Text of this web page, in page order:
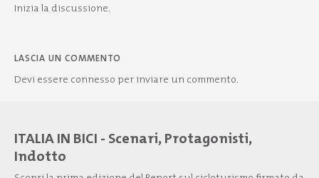
Inizia la discussione.
LASCIA UN COMMENTO
Devi essere connesso per inviare un commento.
ITALIA IN BICI - Scenari, Protagonisti,
Indotto